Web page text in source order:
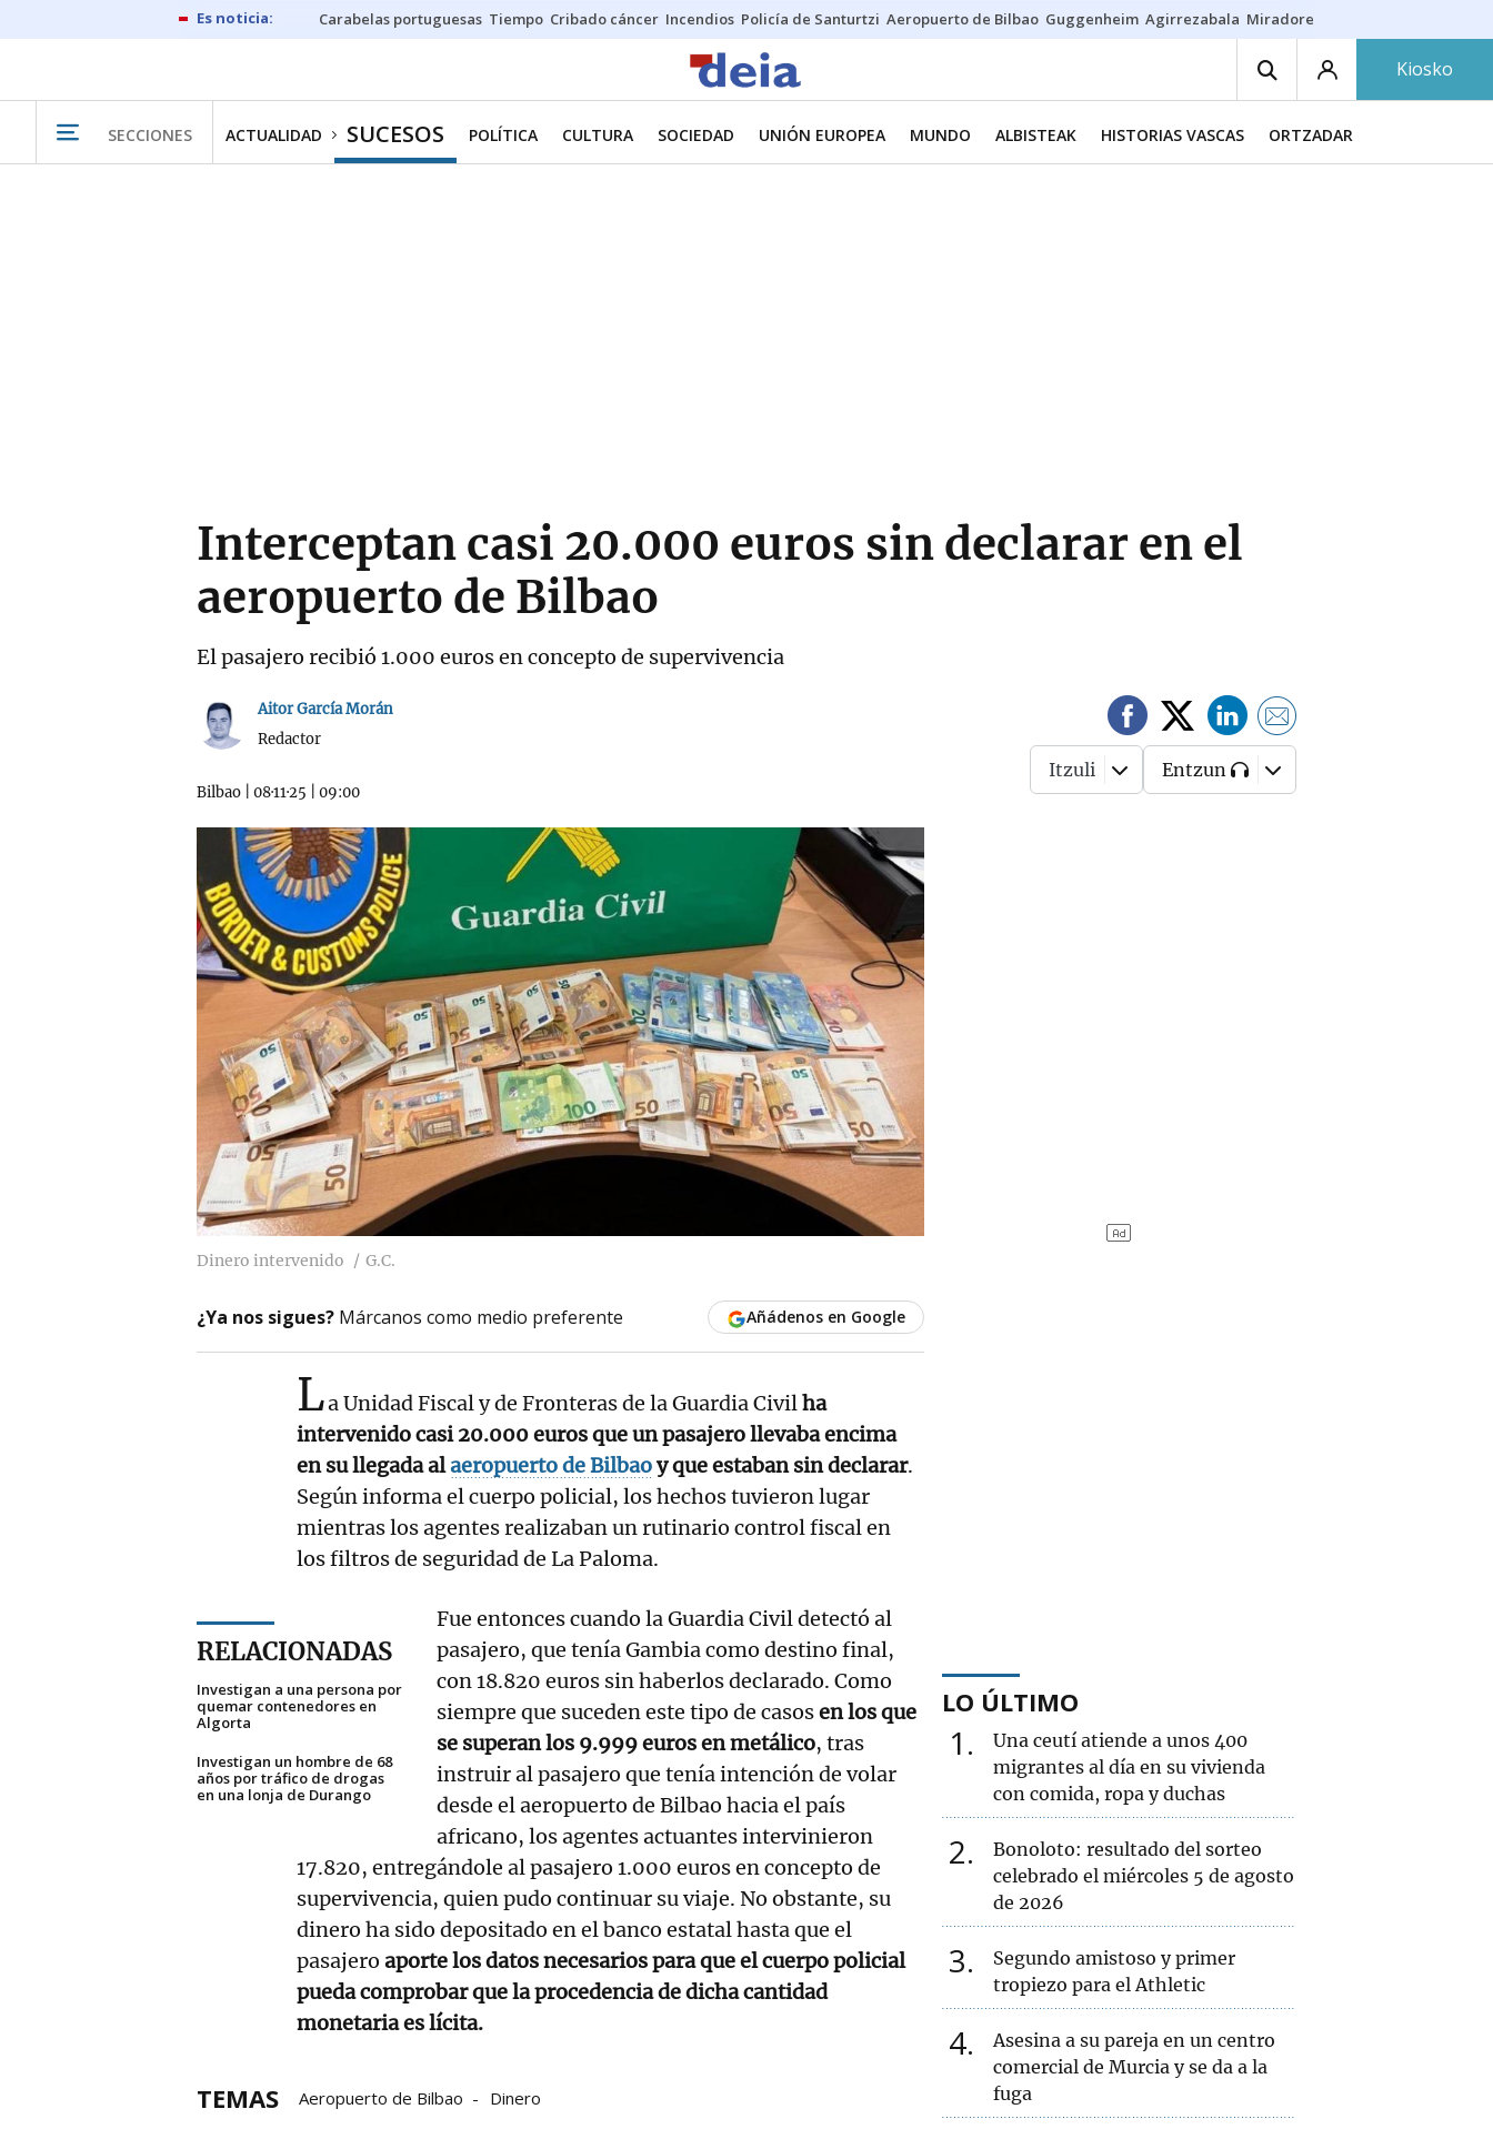
Carabelas portuguesas Tiempo Cribado cáncer Incendios Policía de Santurtzi Aeropuerto de Bilbao Guggenheim Agirrezabala Miradores en Bilbao
Kiosko
SECCIONES ACTUALIDAD SUCESOS POLÍTICA CULTURA SOCIEDAD UNIÓN EUROPEA MUNDO ALBISTEAK HISTORIAS VASCAS ORTZADAR
Interceptan casi 20.000 euros sin declarar en el
aeropuerto de Bilbao
El pasajero recibió 1.000 euros en concepto de supervivencia
Aitor García Morán
Redactor
Bilbao 08·11·25 09:00
Itzuli Entzun
Dinero intervenido G.C.
¿Ya nos sigues? Márcanos como medio preferente Añádenos en Google
La Unidad Fiscal y de Fronteras de la Guardia Civilha
intervenido casi 20.000 euros que un pasajero llevaba encima
en su llegada alaeropuerto de Bilbaoy que estaban sin declarar.
Según informa el cuerpo policial, los hechos tuvieron lugar
mientras los agentes realizaban un rutinario control fiscal en
los filtros de seguridad de La Paloma.
RELACIONADAS
Investigan a una persona por
quemar contenedores en
Algorta
Investigan un hombre de 68
años por tráfico de drogas
en una lonja de Durango
Fue entonces cuando la Guardia Civil detectó al
pasajero, que tenía Gambia como destino final,
con 18.820 euros sin haberlos declarado. Como
siempre que suceden este tipo de casosen los que
se superan los 9.999 euros en metálico, tras
instruir al pasajero que tenía intención de volar
desde el aeropuerto de Bilbao hacia el país
africano, los agentes actuantes intervinieron
17.820, entregándole al pasajero 1.000 euros en concepto de
supervivencia, quien pudo continuar su viaje. No obstante, su
dinero ha sido depositado en el banco estatal hasta que el
pasajero aporte los datos necesarios para que el cuerpo policial
pueda comprobar que la procedencia de dicha cantidad
monetaria es lícita.
TEMAS Aeropuerto de Bilbao Dinero
LO ÚLTIMO
1
Una ceutí atiende a unos 400
migrantes al día en su vivienda
con comida, ropa y duchas
2
Bonoloto: resultado del sorteo
celebrado el miércoles 5 de agosto
de 2026
3
Segundo amistoso y primer
tropiezo para el Athletic
4
Asesina a su pareja en un centro
comercial de Murcia y se da a la
fuga